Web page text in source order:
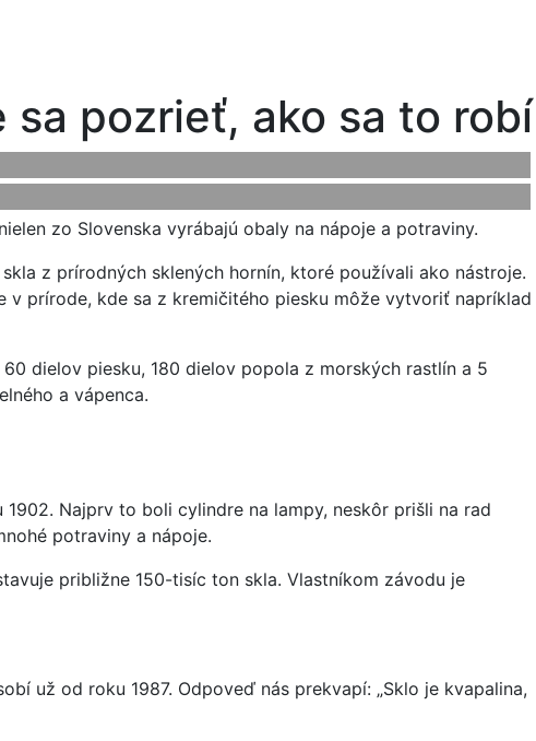
sa pozrieť, ako sa to robí
zo Slovenska vyrábajú obaly na nápoje a potraviny.
z prírodných sklených hornín, ktoré používali ako nástroje.
prírode, kde sa z kremičitého piesku môže vytvoriť napríklad
dielov piesku, 180 dielov popola z morských rastlín a 5
a vápenca.
Najprv to boli cylindre na lampy, neskôr prišli na rad
potraviny a nápoje.
približne 150-tisíc ton skla. Vlastníkom závodu je
už od roku 1987. Odpoveď nás prekvapí: „Sklo je kvapalina,